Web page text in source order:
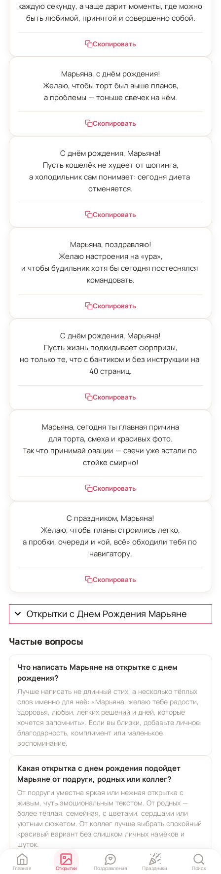
каждую секунду, а чаще дарит моменты, где можно
быть любимой, принятой и совершенно собой.
Скопировать
Марьяна, с днём рождения!
Желаю, чтобы торт был выше планов,
а проблемы — тоньше свечек на нём.
Скопировать
С днём рождения, Марьяна!
Пусть кошелёк не худеет от шопинга,
а холодильник сам понимает: сегодня диета
отменяется.
Скопировать
Марьяна, поздравляю!
Желаю настроения на «ура»,
и чтобы будильник хотя бы сегодня постеснялся
командовать.
Скопировать
С днём рождения, Марьяна!
Пусть жизнь подкидывает сюрпризы,
но только те, что с бантиком и без инструкции на
40 страниц.
Скопировать
Марьяна, сегодня ты главная причина
для торта, смеха и красивых фото.
Так что принимай овации — свечи уже встали по
стойке смирно!
Скопировать
С праздником, Марьяна!
Желаю, чтобы планы строились легко,
а пробки, очереди и «ой, всё» обходили тебя по
навигатору.
Скопировать
Открытки с Днем Рождения Марьяне
Частые вопросы
Что написать Марьяне на открытке с днем
рождения?
Лучше написать не длинный стих, а несколько тёплых
слов именно для неё: «Марьяна, желаю тебе радости,
здоровья, любви, лёгких решений и дней, которые
хочется запомнить». Если вы близки, добавьте личное:
благодарность, комплимент или маленькое
воспоминание.
Какая открытка с днем рождения подойдет
Марьяне от подруги, родных или коллег?
От подруги уместна яркая или нежная открытка с
живым, чуть эмоциональным текстом. От родных —
более тёплая, семейная, с цветами, сердцами или
уютным сюжетом. От коллег лучше выбрать спокойный
красивый вариант без слишком личных намёков и
шуток.
Как подписать открытку: Марьяна, Марьяночка
Главная Открытки Поздравления Праздники Поиск